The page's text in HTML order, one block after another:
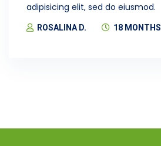
adipisicing elit, sed do eiusmod.
ROSALINA D. 18 MONTHS